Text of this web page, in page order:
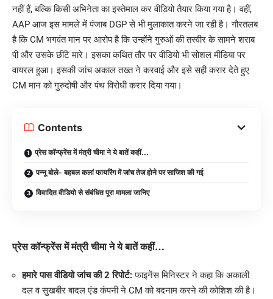
नहीं हैं, बल्कि किसी अभिनेता का इस्तेमाल कर वीडियो तैयार किया गया है। वहीं,
AAP आज इस मामले में पंजाब DGP से भी मुलाकात करने जा रही है। गौरतलब
है कि CM भगवंत मान पर आरोप है कि उन्होंने गुरुओं की तस्वीर के सामने शराब
पी और उसके छींटे मारे। इसका कथित तौर पर वीडियो भी सोशल मीडिया पर
वायरल हुआ। इसकी जांच अकाल तख्त ने करवाई और इसे सही करार देते हुए
CM मान को गुरुदोषी और पंथ विरोधी करार दिया गया।
Contents
प्रेस कॉन्फ्रेंस में मंत्री चीमा ने ये बातें कहीं…
पन्नू बोले- बहबल कलां फायरिंग में जांच तेज होने पर साजिश की गई
विवादित वीडियो से संबंधित पूरा मामला जानिए
प्रेस कॉन्फ्रेंस में मंत्री चीमा ने ये बातें कहीं…
हमारे पास वीडियो जांच की 2 रिपोर्ट:फाइनेंस मिनिस्टर ने कहा कि अकाली
दल व सुखबीर बादल एंड कंपनी ने CM को बदनाम करने की कोशिश की है।